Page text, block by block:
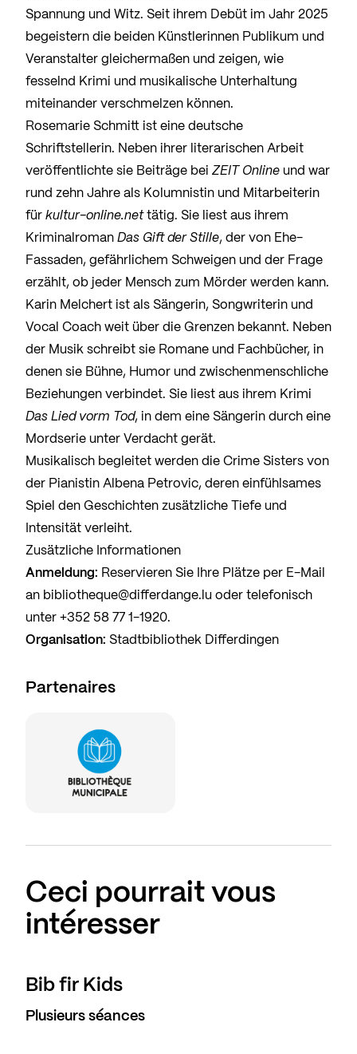
Spannung und Witz. Seit ihrem Debüt im Jahr 2025
begeistern die beiden Künstlerinnen Publikum und
Veranstalter gleichermaßen und zeigen, wie
fesselnd Krimi und musikalische Unterhaltung
miteinander verschmelzen können.
Rosemarie Schmitt ist eine deutsche
Schriftstellerin. Neben ihrer literarischen Arbeit
veröffentlichte sie Beiträge bei ZEIT Online und war
rund zehn Jahre als Kolumnistin und Mitarbeiterin
für kultur-online.nettätig. Sie liest aus ihrem
Kriminalroman Das Gift der Stille, der von Ehe-
Fassaden, gefährlichem Schweigen und der Frage
erzählt, ob jeder Mensch zum Mörder werden kann.
Karin Melchert ist als Sängerin, Songwriterin und
Vocal Coach weit über die Grenzen bekannt. Neben
der Musik schreibt sie Romane und Fachbücher, in
denen sie Bühne, Humor und zwischenmenschliche
Beziehungen verbindet. Sie liest aus ihrem Krimi
Das Lied vorm Tod, in dem eine Sängerin durch eine
Mordserie unter Verdacht gerät.
Musikalisch begleitet werden die Crime Sisters von
der Pianistin Albena Petrovic, deren einfühlsames
Spiel den Geschichten zusätzliche Tiefe und
Intensität verleiht.
Zusätzliche Informationen
Anmeldung: Reservieren Sie Ihre Plätze per E-Mail
an bibliotheque@differdange.lu oder telefonisch
unter +352 58 77 1-1920.
Organisation: Stadtbibliothek Differdingen
Partenaires
Ceci pourrait vous
intéresser
Bib fir Kids
Plusieurs séances